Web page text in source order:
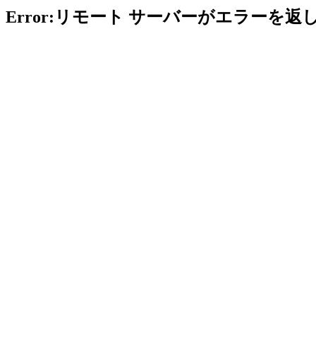
Error:リモート サーバーがエラーを返